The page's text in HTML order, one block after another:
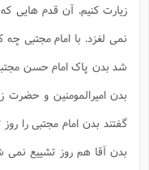
زیارت کنیم. آن قدم هایی
نمی لغزد. با امام مجتبی چه
شد بدن پاک امام حسن
بدن امیرالمومنین و حضرت
گفتند بدن امام مجتبی را
بدن آقا هم روز تشییع نمی